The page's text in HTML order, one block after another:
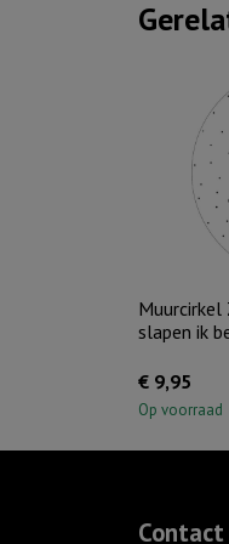
slapen ik
€ 9,95
Op voorraad
Contact